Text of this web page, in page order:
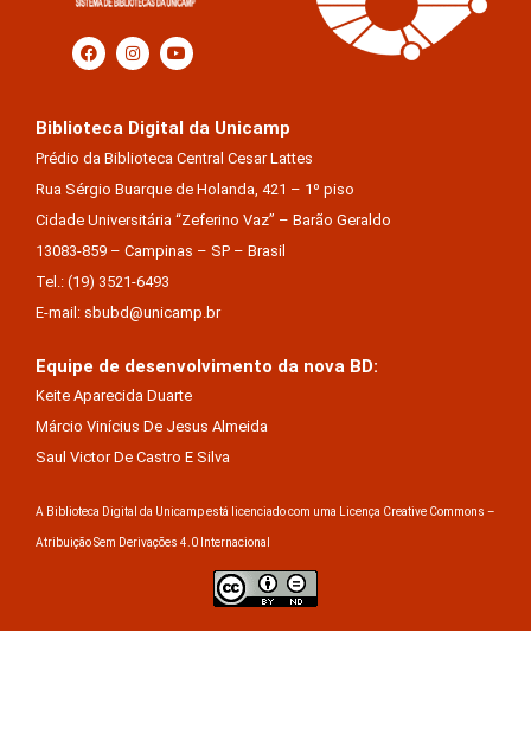
Biblioteca Digital da Unicamp
Prédio da Biblioteca Central Cesar Lattes
Rua Sérgio Buarque de Holanda, 421 – 1º piso
Cidade Universitária “Zeferino Vaz” – Barão Geraldo
13083-859 – Campinas – SP – Brasil
Tel.: (19) 3521-6493
E-mail: sbubd@unicamp.br
Equipe de desenvolvimento da nova BD:
Keite Aparecida Duarte
Márcio Vinícius De Jesus Almeida
Saul Victor De Castro E Silva
A Biblioteca Digital da Unicamp está licenciado com uma Licença Creative Commons –
Atribuição Sem Derivações 4.0 Internacional